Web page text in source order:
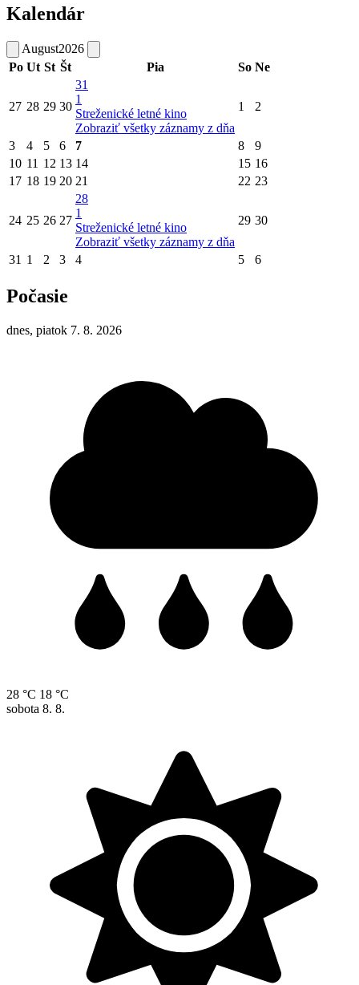
Kalendár
August2026
Po Ut St Št Pia So Ne
27 28 29 30
31
1
Streženické letné kino
Zobraziť všetky záznamy z dňa
1 2
3 4 5 6 7 8
9
10 11 12 13 14 15 16
17 18 19 20 21 22 23
24 25 26 27
28
1
Streženické letné kino
Zobraziť všetky záznamy z dňa
29 30
31 1 2 3 4 5 6
Počasie
dnes, piatok 7. 8. 2026
28 °C 18 °C
sobota 8. 8.